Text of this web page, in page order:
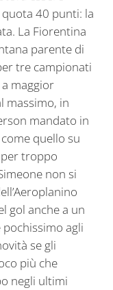
40 punti: la
La Fiorentina
parente di
tre campionati
maggior
massimo, in
mandato in
quello su
troppo
non si
gol anche a un
pochissimo agli
se gli
più che
negli ultimi